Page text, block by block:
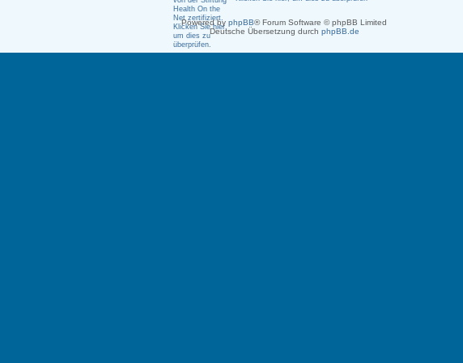
Powered by phpBB® Forum Software © phpBB Limited
Deutsche Übersetzung durch phpBB.de